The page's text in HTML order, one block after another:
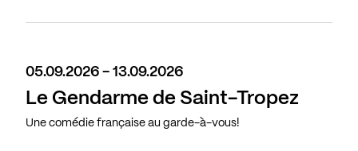
05.09.2026 - 13.09.2026
Le Gendarme de Saint-Tropez
Une comédie française au garde-à-vous!